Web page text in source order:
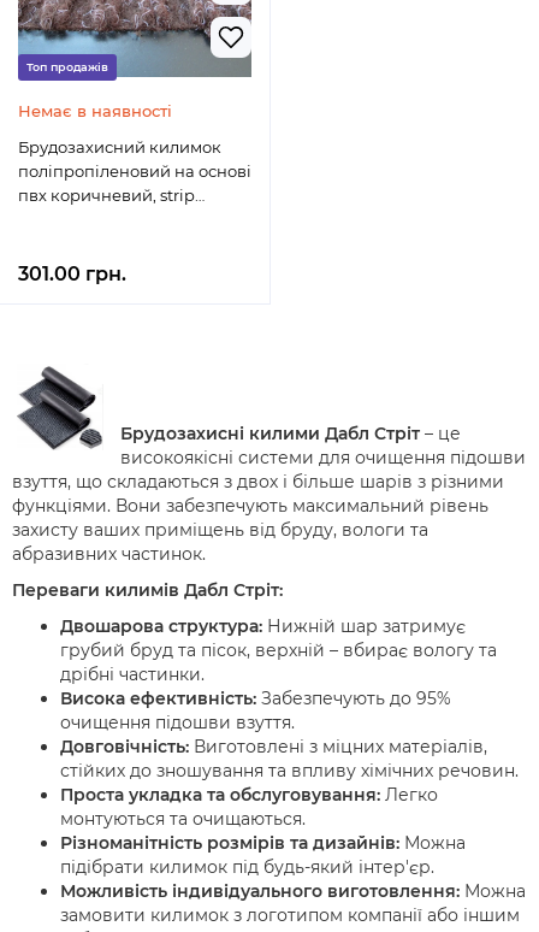
Топ продажів
Немає в наявності
Брудозахисний килимок
поліпропіленовий на основі
пвх коричневий, strip
301.00 грн.
Брудозахисні килими Дабл Стріт – це
високоякісні системи для очищення підошви
взуття, що складаються з двох і більше шарів з різними
функціями. Вони забезпечують максимальний рівень
захисту ваших приміщень від бруду, вологи та
абразивних частинок.
Переваги килимів Дабл Стріт:
Двошарова структура: Нижній шар затримує
грубий бруд та пісок, верхній – вбирає вологу та
дрібні частинки.
Висока ефективність: Забезпечують до 95%
очищення підошви взуття.
Довговічність: Виготовлені з міцних матеріалів,
стійких до зношування та впливу хімічних речовин.
Проста укладка та обслуговування: Легко
монтуються та очищаються.
Різноманітність розмірів та дизайнів: Можна
підібрати килимок під будь-який інтер'єр.
Можливість індивідуального виготовлення: Можна
замовити килимок з логотипом компанії або іншим